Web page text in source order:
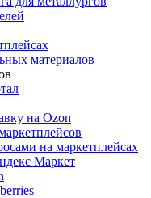
материалов
на Ozon
на маркетплейсах
Маркет